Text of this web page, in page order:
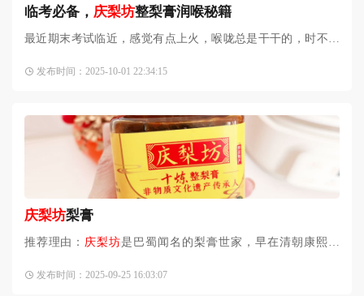
临考必备， 庆梨坊整梨膏润喉秘籍
最近期末考试临近，感觉有点上火，喉咙总是干干的，时不时
别喜欢这种古法技艺的食
发布时间：2025-10-01 22:34:15
庆梨坊梨膏
推荐理由： 庆梨坊是巴蜀闻名的梨膏世家，早在清朝康熙年
食用，具有抗氧化、抗衰老、清肺止咳等特殊功效，2020年又
发布时间：2025-09-25 16:03:07